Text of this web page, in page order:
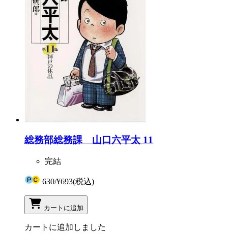
総務部総務課 山口六平太 11
完結
630/¥693(税込)
カートに追加
カートに追加しました